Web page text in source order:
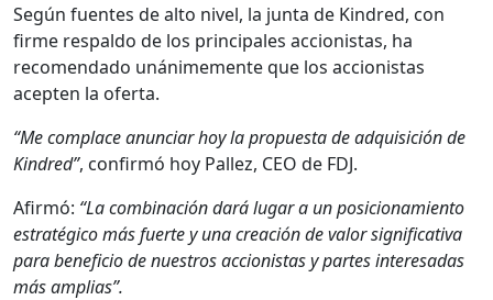
Según fuentes de alto niv­el, la jun­ta de Kin­dred, con
firme respal­do de los prin­ci­pales accionistas, ha
recomen­da­do unán­ime­mente que los accionistas
acepten la ofer­ta.
“Me com­place anun­ciar hoy la prop­ues­ta de adquisi­ción de
Kin­dred”, con­fir­mó hoy Pallez, CEO de FDJ.
Afir­mó: “La com­bi­nación dará lugar a un posi­cionamien­to
estratégi­co más fuerte y una creación de val­or sig­ni­fica­ti­va
para ben­efi­cio de nue­stros accionistas y partes intere­sadas
más amplias”.